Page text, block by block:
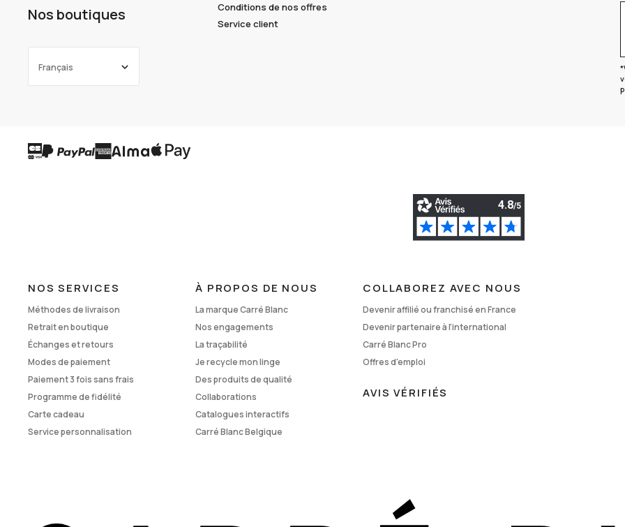
Nos boutiques
Français
Conditions de nos offres
Service client
NOS SERVICES
Méthodes de livraison
Retrait en boutique
Échanges et retours
Modes de paiement
Paiement 3 fois sans frais
Programme de fidélité
Carte cadeau
Service personnalisation
À PROPOS DE NOUS
La marque Carré Blanc
Nos engagements
La traçabilité
Je recycle mon linge
Des produits de qualité
Collaborations
Catalogues interactifs
Carré Blanc Belgique
COLLABOREZ AVEC NOUS
Devenir affilié ou franchisé en France
Devenir partenaire à l'international
Carré Blanc Pro
Offres d'emploi
AVIS VÉRIFIÉS